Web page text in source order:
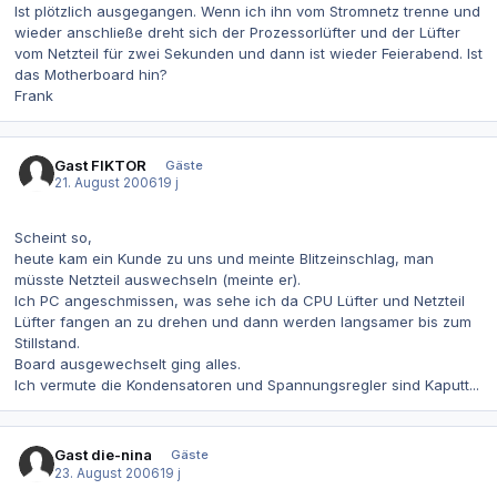
Ist plötzlich ausgegangen. Wenn ich ihn vom Stromnetz trenne und
wieder anschließe dreht sich der Prozessorlüfter und der Lüfter
vom Netzteil für zwei Sekunden und dann ist wieder Feierabend. Ist
das Motherboard hin?
Frank
Gast FIKTOR
Gäste
21. August 200619 j
Scheint so,
heute kam ein Kunde zu uns und meinte Blitzeinschlag, man
müsste Netzteil auswechseln (meinte er).
Ich PC angeschmissen, was sehe ich da CPU Lüfter und Netzteil
Lüfter fangen an zu drehen und dann werden langsamer bis zum
Stillstand.
Board ausgewechselt ging alles.
Ich vermute die Kondensatoren und Spannungsregler sind Kaputt...
Gast die-nina
Gäste
23. August 200619 j